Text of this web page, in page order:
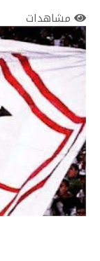
مشاهدات